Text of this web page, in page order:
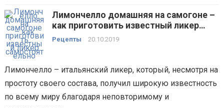
Лимончелло домашняя на самогоне –
как приготовить известный ликер
самостоятельно?
Рецепты 20.10.2019
Лимончелло – итальянский ликер, который, несмотря на
простоту своего состава, получил широкую известность
по всему миру благодаря неповторимому и